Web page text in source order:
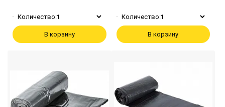
Количество:1
В корзину
Количество:1
В корзину